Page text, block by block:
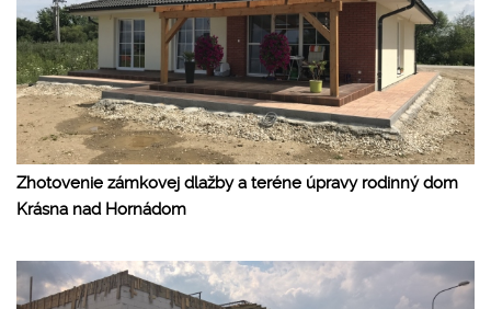
Zhotovenie zámkovej dlažby a teréne úpravy rodinný dom
Krásna nad Hornádom